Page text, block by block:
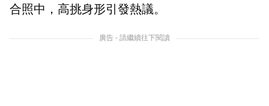
合照中，高挑身形引發熱議。
廣告 - 請繼續往下閱讀